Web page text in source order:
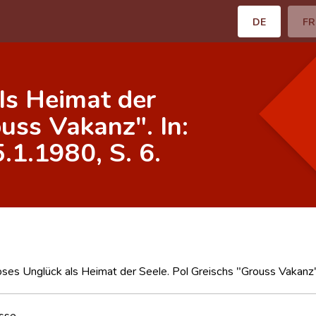
DE FR
Heimat der
Vakanz". In:
S. 6.
Unglück als Heimat der Seele. Pol Greischs "Grouss